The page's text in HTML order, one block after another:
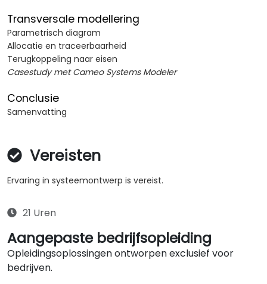
Transversale modellering
Parametrisch diagram
Allocatie en traceerbaarheid
Terugkoppeling naar eisen
Casestudy met Cameo Systems Modeler
Conclusie
Samenvatting
Vereisten
Ervaring in systeemontwerp is vereist.
21 Uren
Aangepaste bedrijfsopleiding
Opleidingsoplossingen ontworpen exclusief voor
bedrijven.